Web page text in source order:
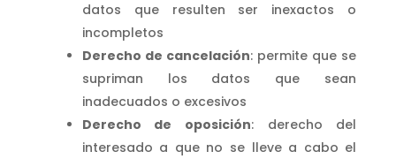
datos que resulten ser inexactos o
incompletos
Derecho de cancelación: permite que se
supriman los datos que sean
inadecuados o excesivos
Derecho de oposición: derecho del
interesado a que no se lleve a cabo el